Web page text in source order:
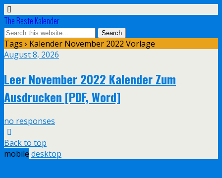
The Beste Kalender
Tags › Kalender November 2022 Vorlage
August 8, 2026
Leer November 2022 Kalender Zum
Ausdrucken [PDF, Word]
no responses
Back to top
mobile desktop